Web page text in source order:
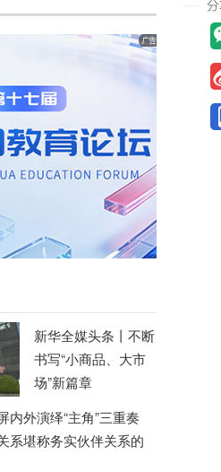
新华全媒头条丨 不断
书写“小商品、大市
场”新篇章
内外演绎“主角”三重奏
系堪称务实伙伴关系的